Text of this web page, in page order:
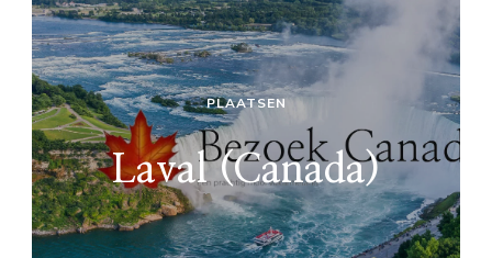
PLAATSEN
Laval (Canada)